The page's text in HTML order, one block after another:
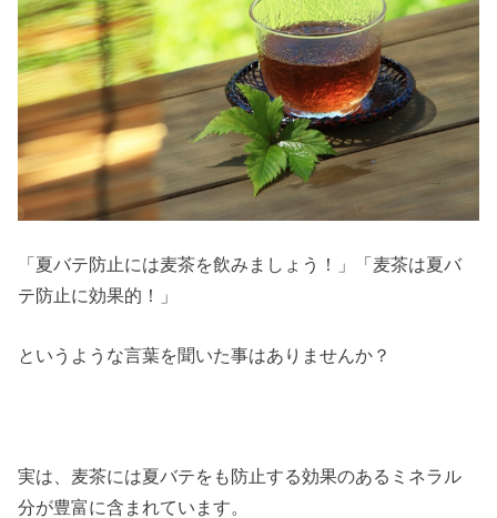
「夏バテ防止には麦茶を飲みましょう！」「麦茶は夏バ
テ防止に効果的！」
というような言葉を聞いた事はありませんか？
実は、麦茶には夏バテをも防止する効果のあるミネラル
分が豊富に含まれています。